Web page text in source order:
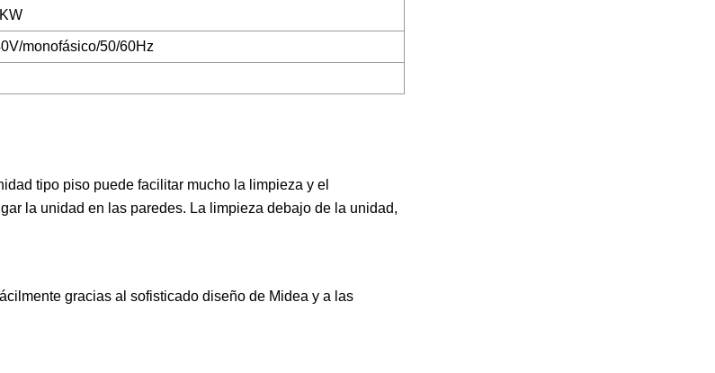
monofásico/50/60Hz
tipo piso puede facilitar mucho la limpieza y el
la unidad en las paredes. La limpieza debajo de la unidad,
gracias al sofisticado diseño de Midea y a las